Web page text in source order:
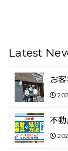
Latest
お
不動